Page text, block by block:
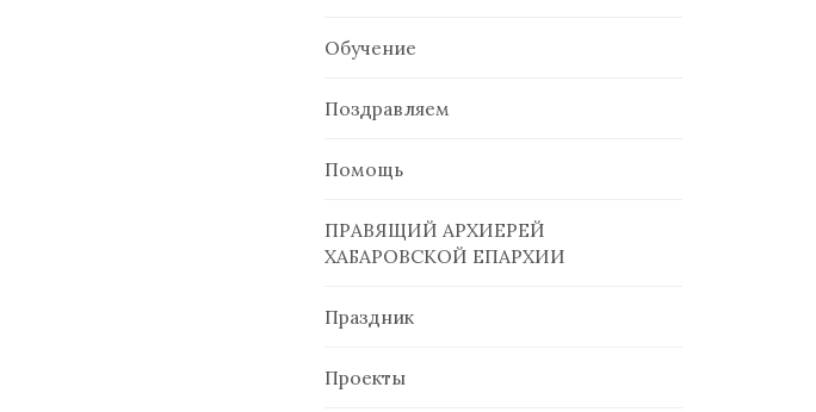
Обучение
Поздравляем
Помощь
ПРАВЯЩИЙ АРХИЕРЕЙ
ХАБАРОВСКОЙ ЕПАРХИИ
Праздник
Проекты